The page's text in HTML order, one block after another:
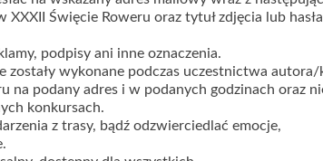
Święcie Roweru oraz tytuł zdjęcia lub hasła
podpisy ani inne oznaczenia.
zostały wykonane podczas uczestnictwa
na podany adres i w podanych godzinach oraz
konkursach.
z trasy, bądź odzwierciedlać emocje,